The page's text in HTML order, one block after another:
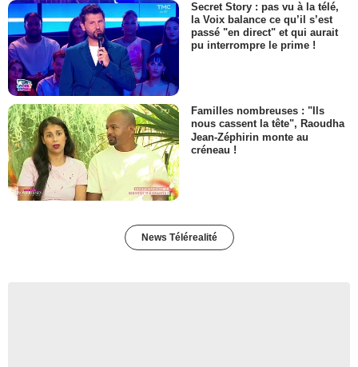
Secret Story : pas vu à la télé,
la Voix balance ce qu’il s’est
passé "en direct" et qui aurait
pu interrompre le prime !
Familles nombreuses : "Ils
nous cassent la tête", Raoudha
Jean-Zéphirin monte au
créneau !
News Télérealité